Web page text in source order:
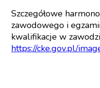
Szczegółowe
zawodowego i
kwalifikacje w
https://cke.gov.pl/